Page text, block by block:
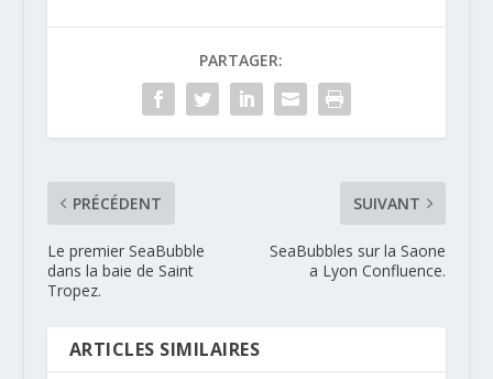
PARTAGER:
PRÉCÉDENT
Le premier SeaBubble
dans la baie de Saint
Tropez.
SUIVANT
SeaBubbles sur la Saone
a Lyon Confluence.
ARTICLES SIMILAIRES